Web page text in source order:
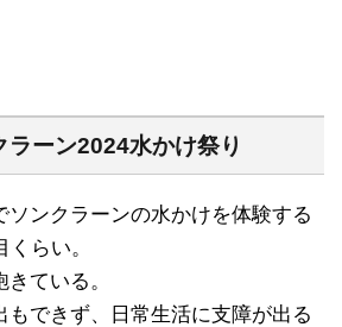
ラーン2024水かけ祭り
ソンクラーンの水かけを体験する
らい。
ている。
もできず、日常生活に支障が出る